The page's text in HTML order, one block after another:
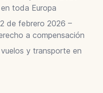
toda Europa
de febrero 2026 –
a compensación
y transporte en